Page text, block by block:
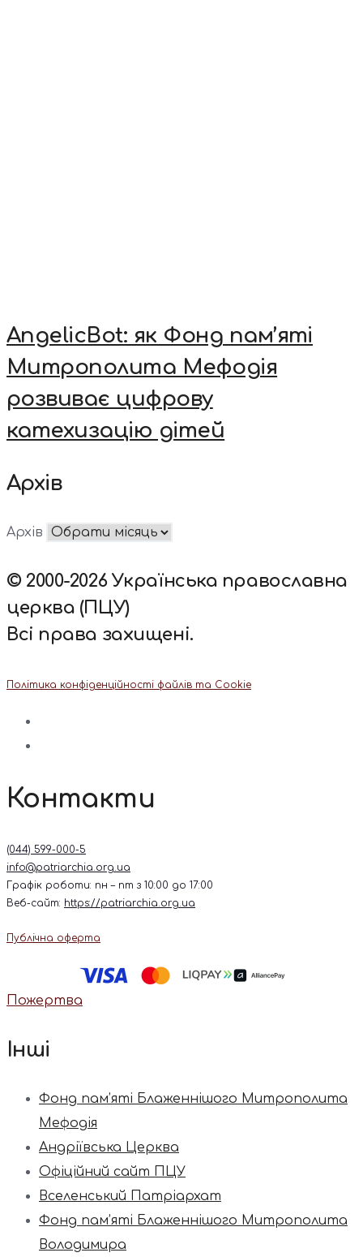
AngelicBot: як Фонд пам’яті
Митрополита Мефодія
розвиває цифрову
катехизацію дітей
Архів
Архів
© 2000-2026 Українська православна
церква (ПЦУ)
Всі права захищені.
Політика конфіденційності файлів та Cookie
Контакти
(044) 599-000-5
info@patriarchia.org.ua
Графік роботи: пн – пт з 10:00 до 17:00
Веб-сайт: https://patriarchia.org.ua
Публічна оферта
Пожертва
Інші
Фонд пам’яті Блаженнішого Митрополита
Мефодія
Андріївська Церква
Офіційний сайт ПЦУ
Вселенський Патріархат
Фонд пам’яті Блаженнішого Митрополита
Володимира